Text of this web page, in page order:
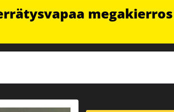
megakierros